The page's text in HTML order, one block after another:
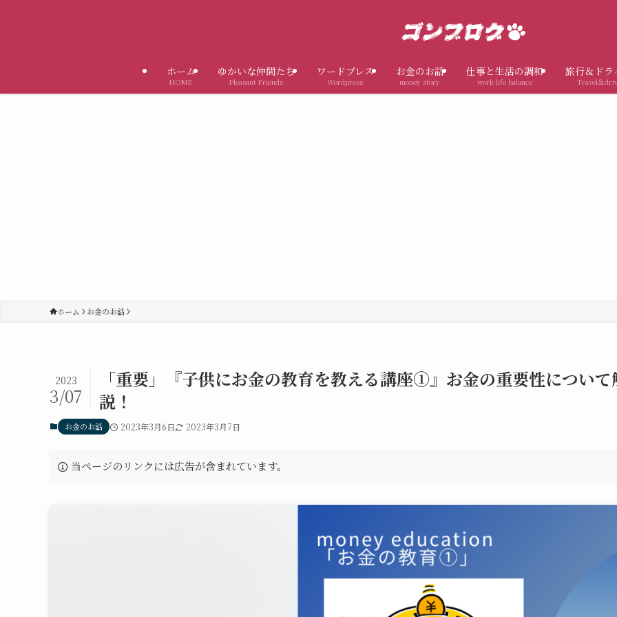
ホーム
HOME
ゆかいな仲間たち
Pleasant Friends
ワードプレス
Wordpress
お金のお話
money story
仕事と生活の調和
work-life balance
旅行＆ドラ
Travel＆
ホーム お金のお話
「重要」『子供にお金の教育を教える講座①』お金の重要性について
説！
2023
3/07
お金のお話 2023年3月6日 2023年3月7日
当ページのリンクには広告が含まれています。